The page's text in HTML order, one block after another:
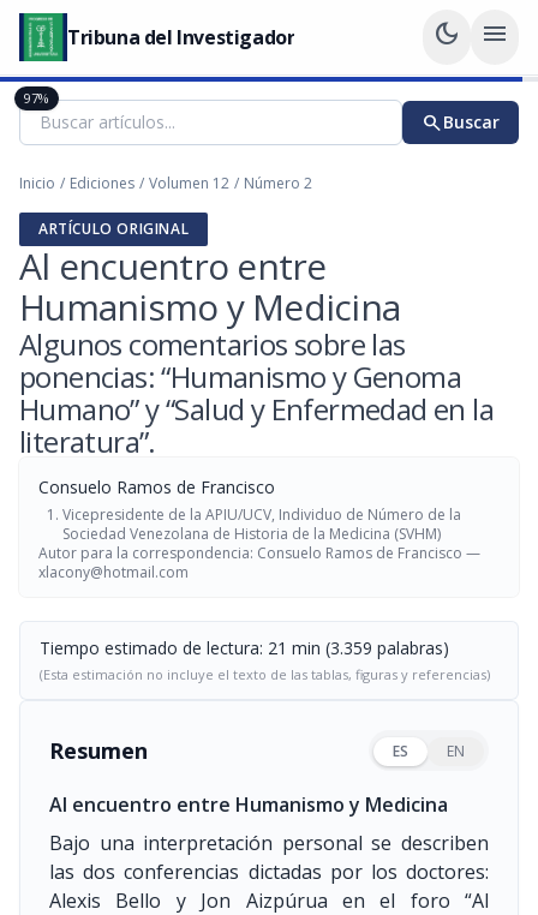
Tribuna del Investigador dark_mode menu
searchBuscar
Inicio / Ediciones / Volumen 12 / Número 2
ARTÍCULO ORIGINAL
Al encuentro entre
Humanismo y Medicina
Algunos comentarios sobre las
ponencias: “Humanismo y Genoma
Humano” y “Salud y Enfermedad en la
literatura”.
Consuelo Ramos de Francisco
Vicepresidente de la APIU/UCV, Individuo de Número de la
Sociedad Venezolana de Historia de la Medicina (SVHM)
Autor para la correspondencia: Consuelo Ramos de Francisco —
xlacony@hotmail.com
Tiempo estimado de lectura: 21 min (3.359 palabras)
(Esta estimación no incluye el texto de las tablas, figuras y referencias)
Resumen ES EN
Al encuentro entre Humanismo y Medicina
Bajo una interpretación personal se describen
las dos conferencias dictadas por los doctores:
Alexis Bello y Jon Aizpúrua en el foro “Al
97%